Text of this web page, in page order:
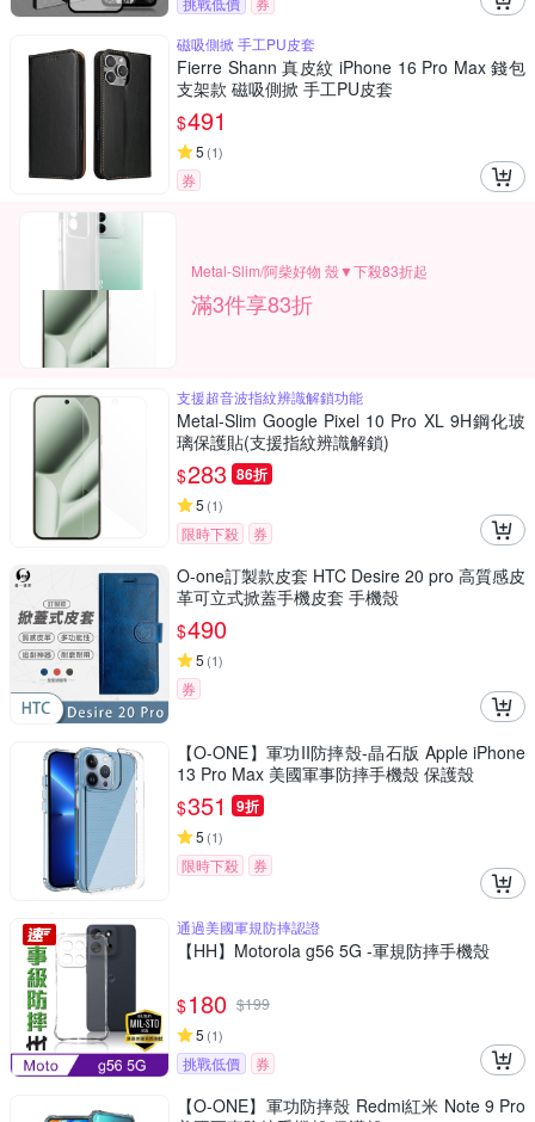
磁吸側掀 手工PU皮套
Fierre Shann 真皮紋 iPhone 16 Pro Max 錢包
支架款 磁吸側掀 手工PU皮套
$491
5 (1)
券
Metal-Slim/阿柴好物 殼▼下殺83折起
滿3件享83折
支援超音波指紋辨識解鎖功能
Metal-Slim Google Pixel 10 Pro XL 9H鋼化玻
璃保護貼(支援指紋辨識解鎖)
$283 86折
5 (1)
限時下殺 券
O-one訂製款皮套 HTC Desire 20 pro 高質感皮
革可立式掀蓋手機皮套 手機殼
$490
5 (1)
券
【O-ONE】軍功II防摔殼-晶石版 Apple iPhone
13 Pro Max 美國軍事防摔手機殼 保護殼
$351 9折
5 (1)
限時下殺 券
通過美國軍規防摔認證
【HH】Motorola g56 5G -軍規防摔手機殼
$180 $199
5 (1)
挑戰低價 券
【O-ONE】軍功防摔殼 Redmi紅米 Note 9 Pro